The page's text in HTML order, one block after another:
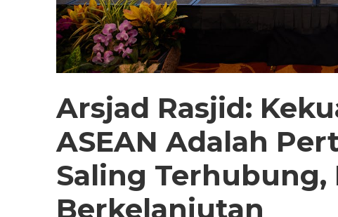
Arsjad Rasjid:
ASEAN Adalah
Saling Terhubung,
Berkelanjutan